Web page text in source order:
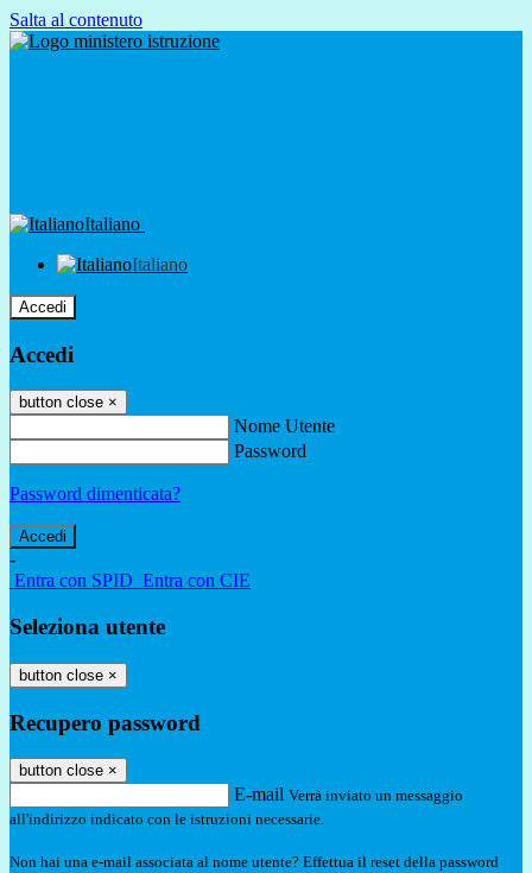
Salta al contenuto
Italiano
Italiano
Accedi
Accedi
button close ×
Nome Utente
Password
Password dimenticata?
-
Entra con SPID Entra con CIE
Seleziona utente
button close ×
Recupero password
button close ×
E-mail Verrà inviato un messaggio
all'indirizzo indicato con le istruzioni necessarie.
Non hai una e-mail associata al nome utente? Effettua il reset della password